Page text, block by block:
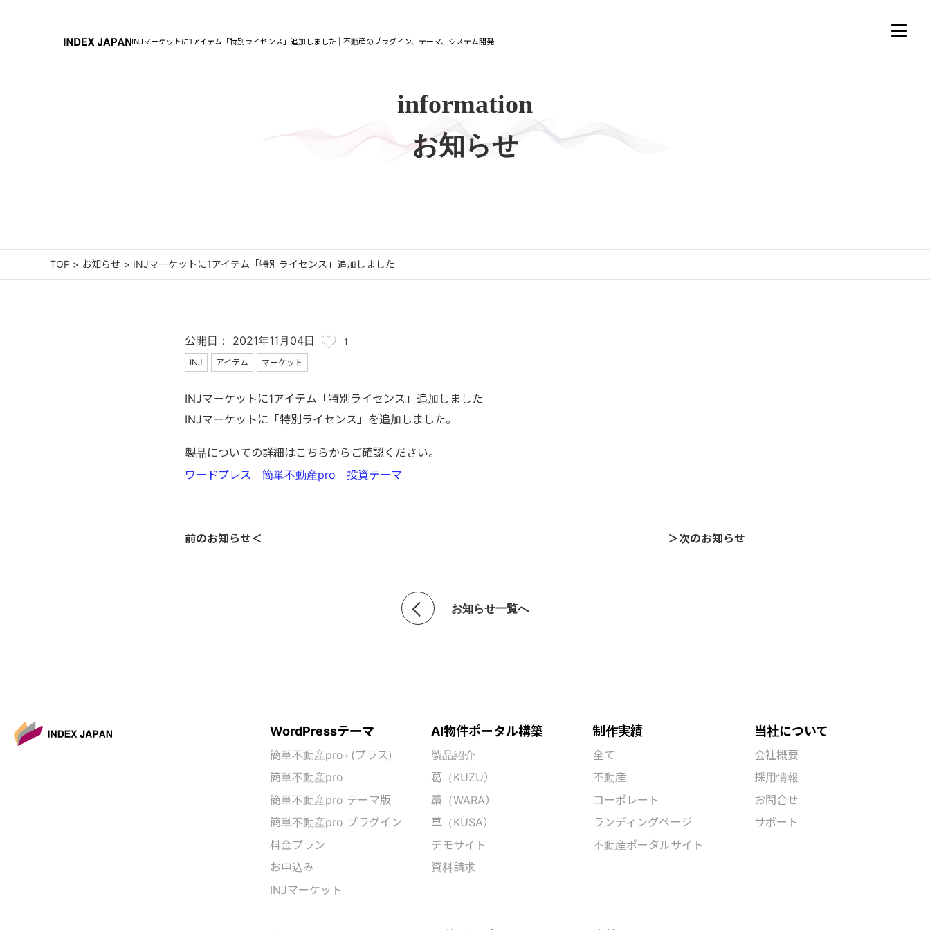
INJマーケットに1アイテム「特別ライセンス」追加しました | 不動産のプラグイン、テーマ、システム開発
information
お知らせ
TOP > お知らせ > INJマーケットに1アイテム「特別ライセンス」追加しました
公開日： 2021年11月04日
1
INJ
アイテム マーケット
INJマーケットに1アイテム「特別ライセンス」追加しました
INJマーケットに「特別ライセンス」を追加しました。
製品についての詳細はこちらからご確認ください。
ワードプレス 簡単不動産pro 投資テーマ
前のお知らせ＜ ＞次のお知らせ
お知らせ一覧へ
WordPressテーマ
簡単不動産pro+(プラス)
簡単不動産pro
簡単不動産pro テーマ版
簡単不動産pro プラグイン
料金プラン
お申込み
INJマーケット
AI物件ポータル構築
製品紹介
葛（KUZU）
藁（WARA）
草（KUSA）
デモサイト
資料請求
制作実績
全て
不動産
コーポレート
ランディングページ
不動産ポータルサイト
当社について
会社概要
採用情報
お問合せ
サポート